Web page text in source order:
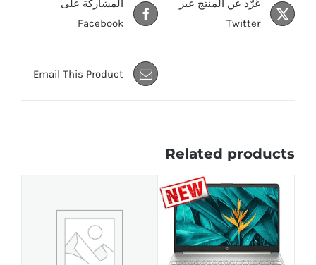
المشاركة على
Facebook
غرّد عن المنتج عبر
Twitter
Email This Product
Related products